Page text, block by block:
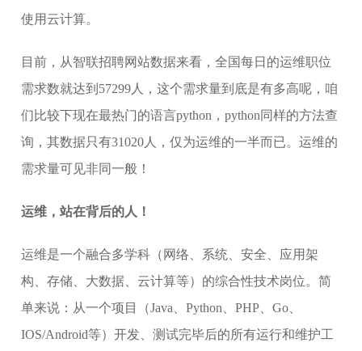
使用云计算。
目前，从智联招聘网站数据来看，全国每日的运维职位
需求数就达到57299人，这个需求量到底是有多高呢，咱
们比较下现在最热门的语言python，python同样的方法查
询，其数据只有31020人，仅为运维的一半而已。运维的
需求量可见非同一般！
运维，站在背后的人！
运维是一个融合多学科（网络、系统、安全、应用架
构、存储、大数据、云计算等）的综合性技术岗位。简
单来说：从一个项目（Java、Python、PHP、Go、
IOS/Android等）开发、测试完毕后的所有运行和维护工